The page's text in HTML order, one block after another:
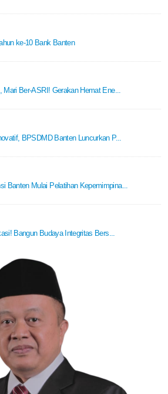
ke-10 Bank Banten
Mari Ber-ASRI! Gerakan Hemat Ene...
BPSDMD Banten Luncurkan P...
Banten Mulai Pelatihan Kepemimpina...
Bangun Budaya Integritas Bers...